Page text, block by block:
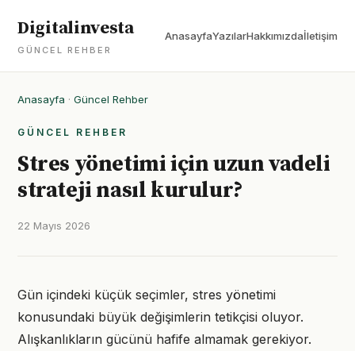
Digitalinvesta
GÜNCEL REHBER
AnasayfaYazılarHakkımızdaİletişim
Anasayfa · Güncel Rehber
GÜNCEL REHBER
Stres yönetimi için uzun vadeli
strateji nasıl kurulur?
22 Mayıs 2026
Gün içindeki küçük seçimler, stres yönetimi
konusundaki büyük değişimlerin tetikçisi oluyor.
Alışkanlıkların gücünü hafife almamak gerekiyor.